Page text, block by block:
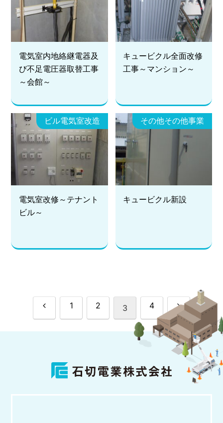
電気室内地絡継電器及
び不足電圧器取替工事
～会館～
キュービクル全面改修
工事～マンション～
ビル電気室改造
電気室改修～テナント
ビル～
その他その他事業
キュービクル新設
前
へ
1 2 3 4
次
へ